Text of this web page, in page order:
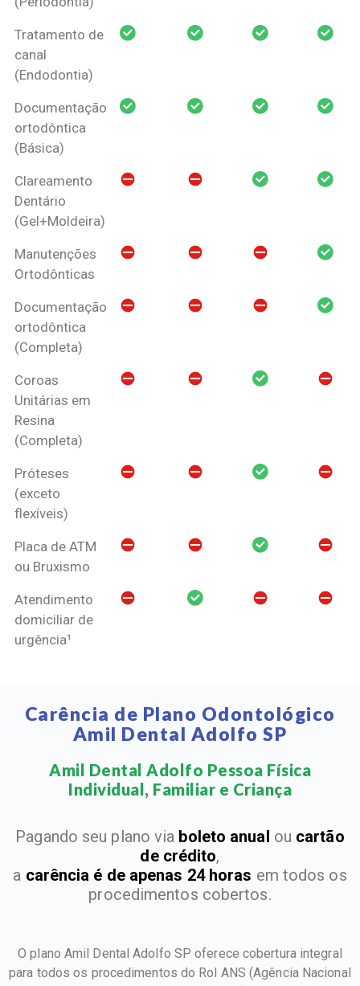
Tratamento de
canal
(Endodontia)
Documentação
ortodôntica
(Básica)
Clareamento
Dentário
(Gel+Moldeira)
Manutenções
Ortodônticas
Documentação
ortodôntica
(Completa)
Coroas
Unitárias em
Resina
(Completa)
Próteses
(exceto
flexíveis)
Placa de ATM
ou Bruxismo
Atendimento
domiciliar de
urgência¹
Carência de Plano Odontológico
Amil Dental Adolfo SP
Amil Dental Adolfo Pessoa Física
Individual, Familiar e Criança​
Pagando seu plano via boleto anual ou cartão
de crédito,
a carência é de apenas 24 horas em todos os
procedimentos cobertos.
O plano Amil Dental Adolfo SP oferece cobertura integral
para todos os procedimentos do Rol ANS(Agência Nacional